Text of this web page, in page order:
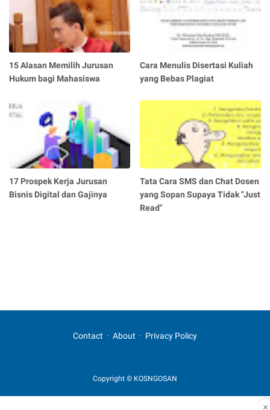
15 Alasan Memilih Jurusan
Hukum bagi Mahasiswa
Cara Menulis Disertasi Kuliah
yang Bebas Plagiat
17 Prospek Kerja Jurusan
Bisnis Digital dan Gajinya
Tata Cara SMS dan Chat Dosen
yang Sopan Supaya Tidak "Just
Read"
Contact About Privacy Policy
Copyright © KOSNGOSAN